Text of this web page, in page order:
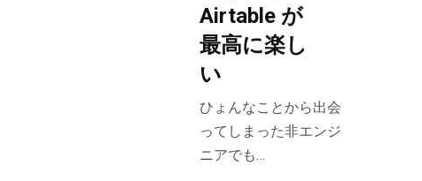
Airtable が
最高に楽し
い
ひょんなことから出会
ってしまった非エンジ
ニアでも…